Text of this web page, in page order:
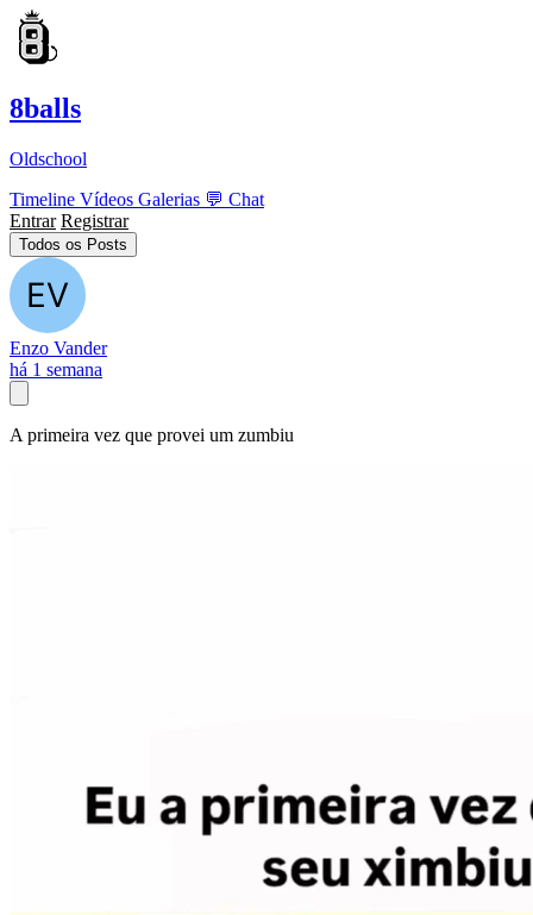
8balls
Oldschool
Timeline Vídeos Galerias 💬 Chat
Entrar Registrar
Todos os Posts
Enzo Vander
há 1 semana
A primeira vez que provei um zumbiu